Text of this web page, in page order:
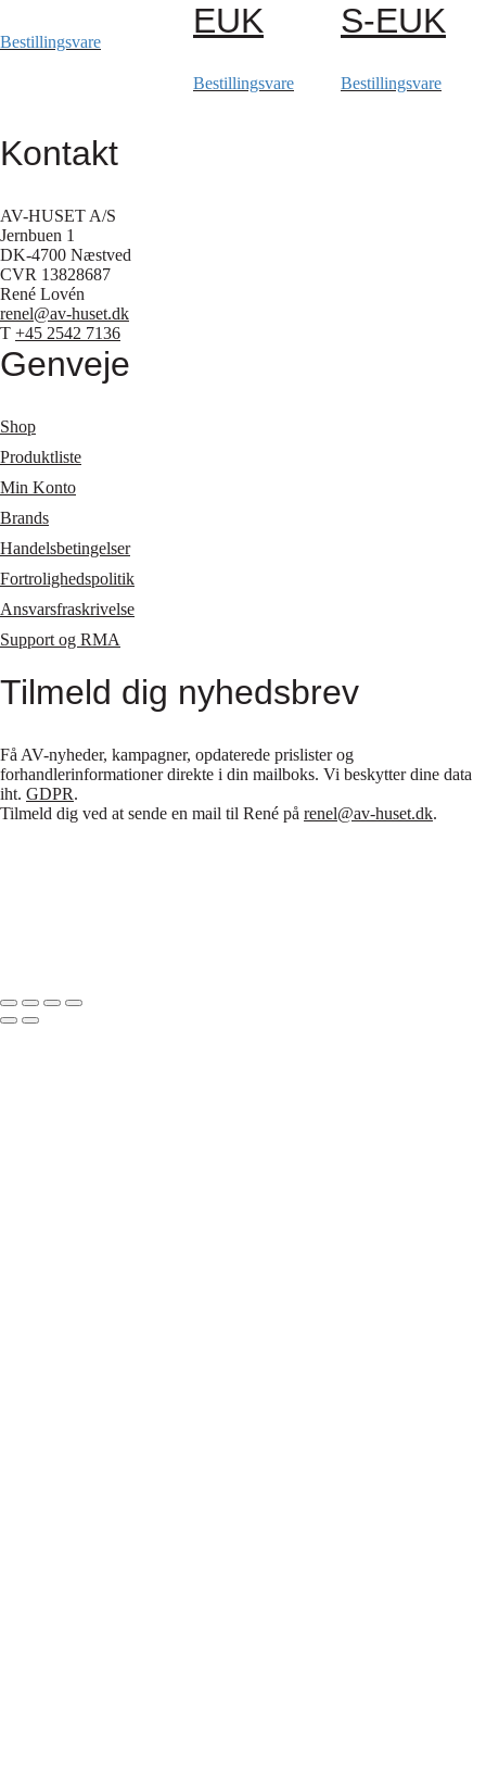
Bestillingsvare
EUK
Bestillingsvare
S-EUK
Bestillingsvare
Kontakt
AV-HUSET A/S
Jernbuen 1
DK-4700 Næstved
CVR 13828687
René Lovén
renel@av-huset.dk
T +45 2542 7136
Genveje
Shop
Produktliste
Min Konto
Brands
Handelsbetingelser
Fortrolighedspolitik
Ansvarsfraskrivelse
Support og RMA
Tilmeld dig nyhedsbrev
Få AV-nyheder, kampagner, opdaterede prislister og
forhandlerinformationer direkte i din mailboks. Vi beskytter dine data
iht. GDPR.
Tilmeld dig ved at sende en mail til René på renel@av-huset.dk.